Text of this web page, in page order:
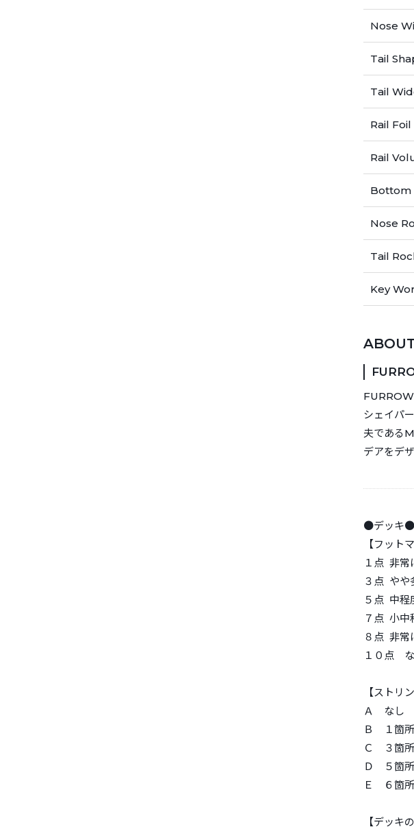
Nose
Tail
Tail
Rail Foil
Rail
Bottom
Nose
Tail
Key
FURROW
シェイパ
夫である
デアをデ
●デッキ●
【フット
１点 非常
３点 やや
５点 中程
７点 小中
８点 非常
１０点
【ストリ
Ａ なし
Ｂ １箇所
Ｃ ３箇
Ｄ ５箇
Ｅ ６箇
【デッキ